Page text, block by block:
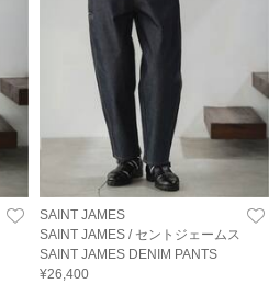
SAINT JAMES
SAINT JAMES / セントジェームス
SAINT JAMES DENIM PANTS
¥26,400